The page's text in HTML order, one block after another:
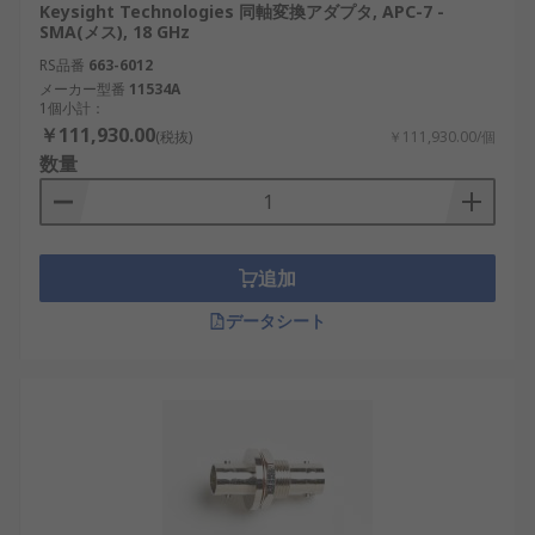
Keysight Technologies 同軸変換アダプタ, APC-7 -
SMA(メス), 18 GHz
RS品番 663-6012
メーカー型番 11534A
1個小計：
￥111,930.00(税抜) ￥111,930.00/個
数量
追加
データシート